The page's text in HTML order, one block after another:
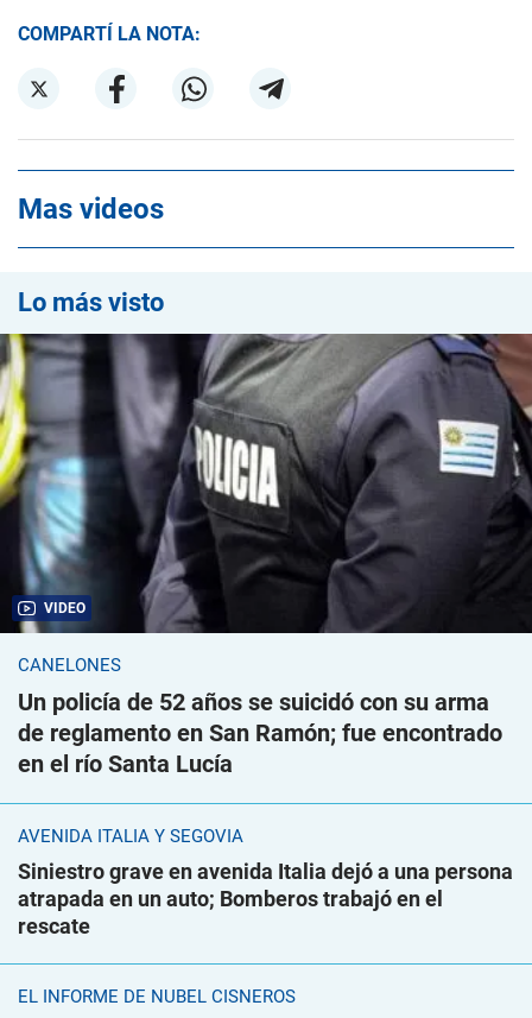
COMPARTÍ LA NOTA:
Mas videos
Lo más visto
VIDEO
CANELONES
Un policía de 52 años se suicidó con su arma
de reglamento en San Ramón; fue encontrado
en el río Santa Lucía
AVENIDA ITALIA Y SEGOVIA
Siniestro grave en avenida Italia dejó a una persona
atrapada en un auto; Bomberos trabajó en el
rescate
EL INFORME DE NUBEL CISNEROS